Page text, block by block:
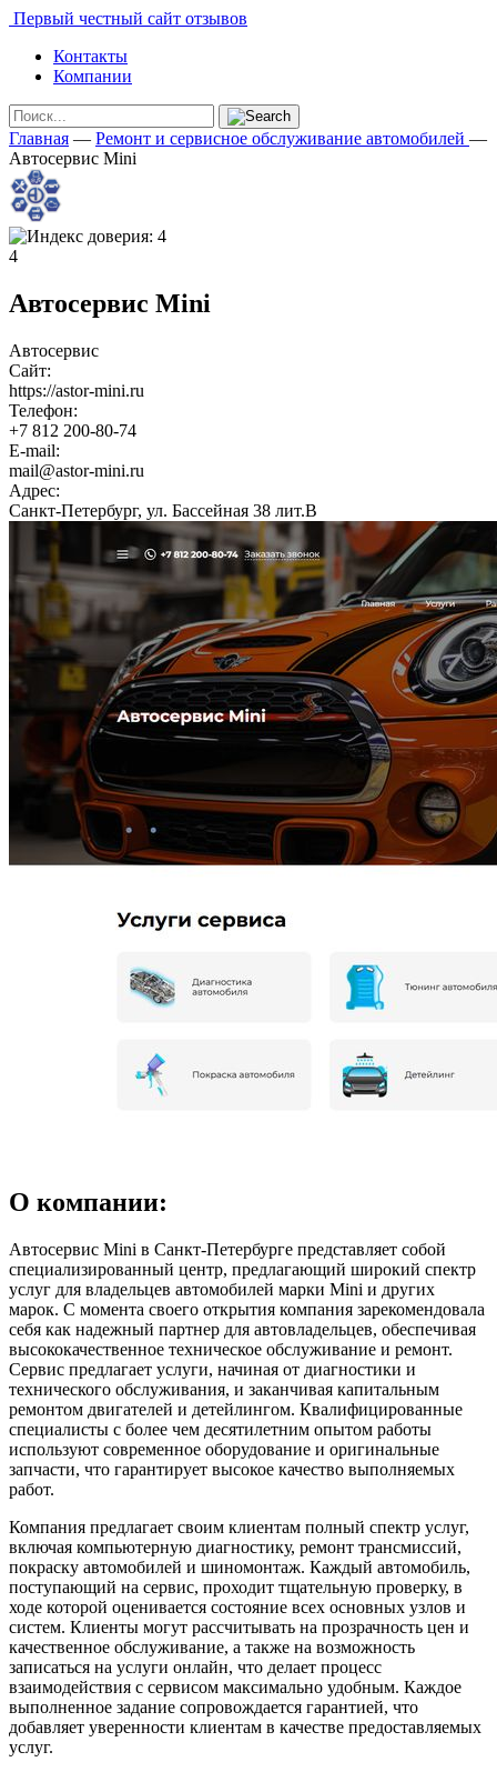
Первый честный сайт отзывов
Контакты
Компании
Главная — Ремонт и сервисное обслуживание автомобилей —
Автосервис Mini
4
Автосервис Mini
Автосервис
Сайт:
https://astor-mini.ru
Телефон:
+7 812 200-80-74
E-mail:
mail@astor-mini.ru
Адрес:
Санкт-Петербург, ул. Бассейная 38 лит.В
О компании:
Автосервис Mini в Санкт-Петербурге представляет собой
специализированный центр, предлагающий широкий спектр
услуг для владельцев автомобилей марки Mini и других
марок. С момента своего открытия компания зарекомендовала
себя как надежный партнер для автовладельцев, обеспечивая
высококачественное техническое обслуживание и ремонт.
Сервис предлагает услуги, начиная от диагностики и
технического обслуживания, и заканчивая капитальным
ремонтом двигателей и детейлингом. Квалифицированные
специалисты с более чем десятилетним опытом работы
используют современное оборудование и оригинальные
запчасти, что гарантирует высокое качество выполняемых
работ.
Компания предлагает своим клиентам полный спектр услуг,
включая компьютерную диагностику, ремонт трансмиссий,
покраску автомобилей и шиномонтаж. Каждый автомобиль,
поступающий на сервис, проходит тщательную проверку, в
ходе которой оценивается состояние всех основных узлов и
систем. Клиенты могут рассчитывать на прозрачность цен и
качественное обслуживание, а также на возможность
записаться на услуги онлайн, что делает процесс
взаимодействия с сервисом максимально удобным. Каждое
выполненное задание сопровождается гарантией, что
добавляет уверенности клиентам в качестве предоставляемых
услуг.